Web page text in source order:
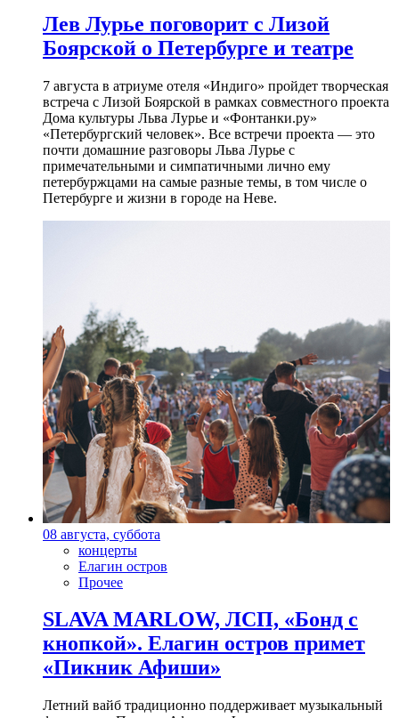
Лев Лурье поговорит с Лизой
Боярской о Петербурге и театре
7 августа в атриуме отеля «Индиго» пройдет творческая
встреча с Лизой Боярской в рамках совместного проекта
Дома культуры Льва Лурье и «Фонтанки.ру»
«Петербургский человек». Все встречи проекта — это
почти домашние разговоры Льва Лурье с
примечательными и симпатичными лично ему
петербуржцами на самые разные темы, в том числе о
Петербурге и жизни в городе на Неве.
08 августа, суббота
концерты
Елагин остров
Прочее
SLAVA MARLOW, ЛСП, «Бонд с
кнопкой». Елагин остров примет
«Пикник Афиши»
Летний вайб традиционно поддерживает музыкальный